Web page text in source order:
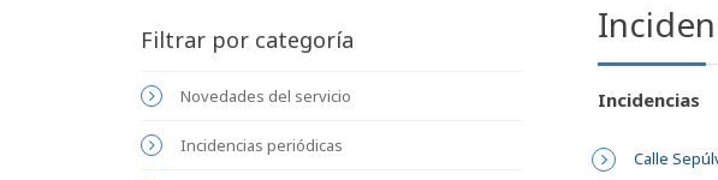
Filtrar por categoría
Novedades del servicio
Incidencias periódicas
Incidencias
Calle